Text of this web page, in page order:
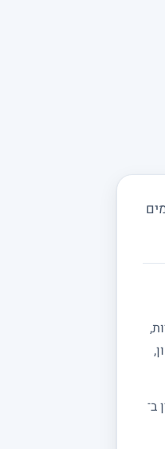
יסודי, חטיבה, תיכון, הכנה לבגרות 3–5 יחידות,
ב־